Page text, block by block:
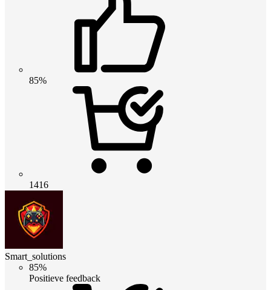
85%
1416
Smart_solutions
85%
Positieve feedback